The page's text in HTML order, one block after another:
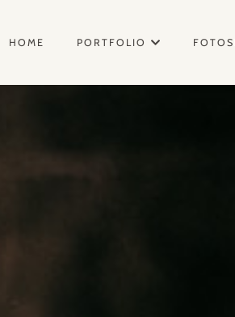
HOME PORTFOLIO